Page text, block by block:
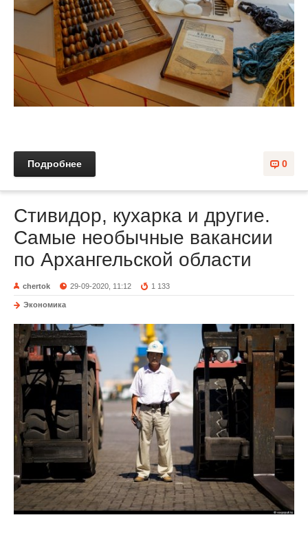
0
Подробнее
Cтивидор, кухарка и другие.
Самые необычные вакансии
по Архангельской области
chertok 29-09-2020, 11:12 1 133
Экономика